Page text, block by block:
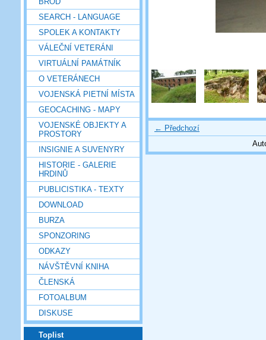
SEARCH - LANGUAGE
SPOLEK A KONTAKTY
VÁLEČNÍ VETERÁNI
VIRTUÁLNÍ PAMÁTNÍK
O VETERÁNECH
VOJENSKÁ PIETNÍ MÍSTA
GEOCACHING - MAPY
VOJENSKÉ OBJEKTY A
PROSTORY
INSIGNIE A SUVENYRY
HISTORIE - GALERIE
HRDINŮ
PUBLICISTIKA - TEXTY
DOWNLOAD
BURZA
SPONZORING
ODKAZY
NÁVŠTĚVNÍ KNIHA
ČLENSKÁ
FOTOALBUM
DISKUSE
Toplist
← Předchozí